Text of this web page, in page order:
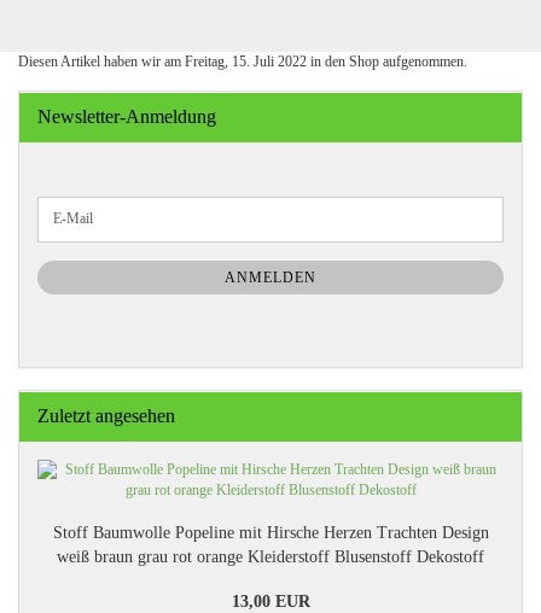
Diesen Artikel haben wir am Freitag, 15. Juli 2022 in den Shop aufgenommen.
Newsletter-Anmeldung
ZUR
NEWSLETTER-
ANMELDUNG
E-
ANMELDEN
Zuletzt angesehen
Stoff Baumwolle Popeline mit Hirsche Herzen Trachten Design
weiß braun grau rot orange Kleiderstoff Blusenstoff Dekostoff
13,00 EUR